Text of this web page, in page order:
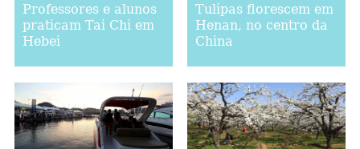
Professores e alunos
praticam Tai Chi em
Hebei
Tulipas florescem em
Henan, no centro da
China